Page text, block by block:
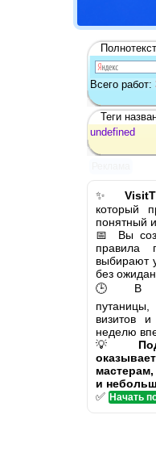
Всего работ:
Теги
undefined
✨
который
понятный
📅 Вы
правила
выбирают
без
🕒 В
визитов
неделю
💡
и
✅ Начать